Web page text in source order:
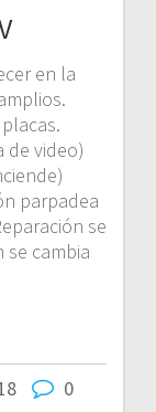
en la
de video)
parpadea
se
cambia
0